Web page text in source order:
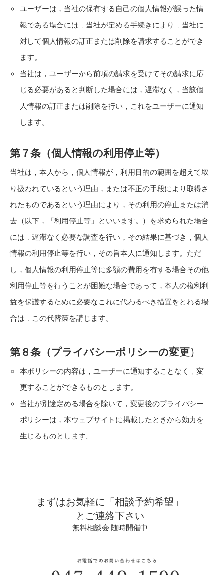
ユーザーは，当社の保有する自己の個人情報が誤った情
報である場合には，当社が定める手続きにより，当社に
対して個人情報の訂正または削除を請求することができ
ます。
当社は，ユーザーから前項の請求を受けてその請求に応
じる必要があると判断した場合には，遅滞なく，当該個
人情報の訂正または削除を行い，これをユーザーに通知
します。
第７条（個人情報の利用停止等）
当社は，本人から，個人情報が，利用目的の範囲を超えて取
り扱われているという理由，または不正の手段により取得さ
れたものであるという理由により，その利用の停止または消
去（以下，「利用停止等」といいます。）を求められた場合
には，遅滞なく必要な調査を行い，その結果に基づき，個人
情報の利用停止等を行い，その旨本人に通知します。ただ
し，個人情報の利用停止等に多額の費用を有する場合その他
利用停止等を行うことが困難な場合であって，本人の権利利
益を保護するために必要なこれに代わるべき措置をとれる場
合は，この代替策を講じます。
第８条（プライバシーポリシーの変更）
本ポリシーの内容は，ユーザーに通知することなく，変
更することができるものとします。
当社が別途定める場合を除いて，変更後のプライバシー
ポリシーは，本ウェブサイトに掲載したときから効力を
生じるものとします。
まずはお気軽に「相談予約希望」
とご連絡下さい
無料相談会 随時開催中